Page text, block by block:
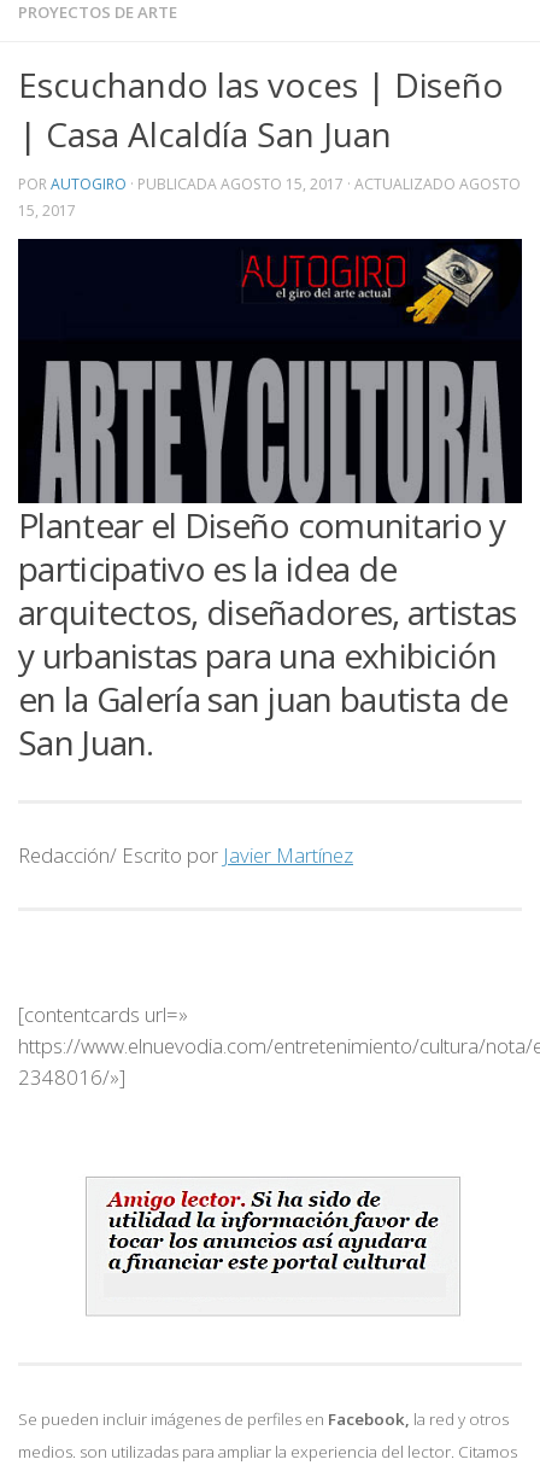
PROYECTOS DE ARTE
Escuchando las voces | Diseño
| Casa Alcaldía San Juan
PORAUTOGIRO · PUBLICADAAGOSTO 15, 2017 · ACTUALIZADO AGOSTO
15, 2017
Plantear el Diseño comunitario y
participativo es la idea de
arquitectos, diseñadores, artistas
y urbanistas para una exhibición
en la Galería san juan bautista de
San Juan.
Redacción/ Escrito por Javier Martínez
[contentcards url=»
https://www.elnuevodia.com/entretenimiento/cultura/
2348016/»]
Se pueden incluir imágenes de perfiles en Facebook, la red y otros
medios. son utilizadas para ampliar la experiencia del lector. Citamos